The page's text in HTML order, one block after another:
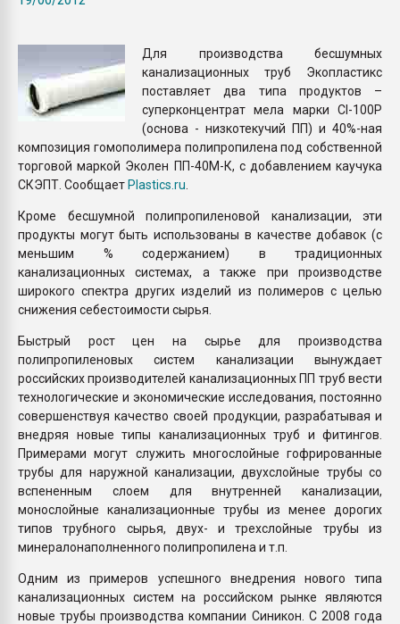
ПЕРЕЙТИ НА
Для производства бесшумных
канализационных труб Экопластикс
поставляет два типа продуктов –
суперконцентрат мела марки CI-100P
(основа - низкотекучий ПП) и 40%-ная
композиция гомополимера полипропилена под собственной
торговой маркой Эколен ПП-40М-К, с добавлением каучука
СКЭПТ. СообщаетPlastics.ru
Кроме бесшумной полипропиленовой канализации, эти
продукты могут быть использованы в качестве добавок (с
меньшим % содержанием) в традиционных
канализационных системах, а также при производстве
широкого спектра других изделий из полимеров с целью
снижения себестоимости сырья.
Быстрый рост цен на сырье для производства
полипропиленовых систем канализации вынуждает
российских производителей канализационных ПП труб вести
технологические и экономические исследования, постоянно
совершенствуя качество своей продукции, разрабатывая и
внедряя новые типы канализационных труб и фитингов.
Примерами могут служить многослойные гофрированные
трубы для наружной канализации, двухслойные трубы со
вспененным слоем для внутренней канализации,
монослойные канализационные трубы из менее дорогих
типов трубного сырья, двух- и трехслойные трубы из
минералонаполненного полипропилена и т.п.
Одним из примеров успешного внедрения нового типа
канализационных систем на российском рынке являются
новые трубы производства компании Синикон. С 2008 года